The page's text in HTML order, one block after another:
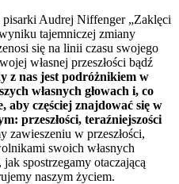
pisarki Audrej Niffenger „Zaklęci
tajemniczej zmiany
się na linii czasu swojego
własnej przeszłości bądź
z nas jest podróżnikiem w
własnych głowach i, co
aby częściej znajdować się w
przeszłości, teraźniejszości
zawieszeniu w przeszłości,
swoich własnych
spostrzegamy otaczającą
naszym życiem.